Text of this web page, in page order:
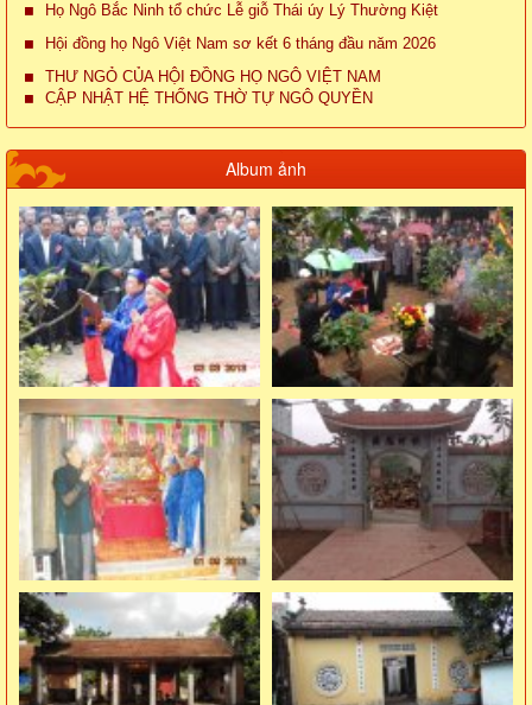
Họ Ngô Bắc Ninh tổ chức Lễ giỗ Thái úy Lý Thường Kiệt
Hội đồng họ Ngô Việt Nam sơ kết 6 tháng đầu năm 2026
THƯ NGỎ CỦA HỘI ĐỒNG HỌ NGÔ VIỆT NAM
CẬP NHẬT HỆ THỐNG THỜ TỰ NGÔ QUYỀN
Album ảnh